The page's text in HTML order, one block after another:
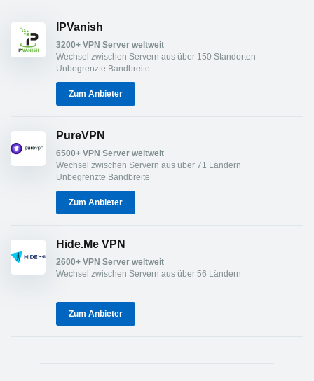
IPVanish
3200+ VPN Server weltweit
Wechsel zwischen Servern aus über 150 Standorten
Unbegrenzte Bandbreite
Zum Anbieter
PureVPN
6500+ VPN Server weltweit
Wechsel zwischen Servern aus über 71 Ländern
Unbegrenzte Bandbreite
Zum Anbieter
Hide.Me VPN
2600+ VPN Server weltweit
Wechsel zwischen Servern aus über 56 Ländern
Zum Anbieter